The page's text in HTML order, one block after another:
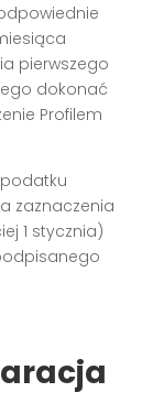
pierwszego
dokonać
Profilem
zaznaczenia
1 stycznia)